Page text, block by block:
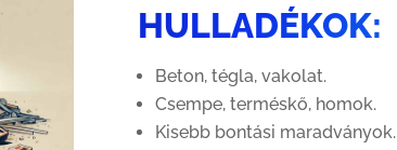
HULLADÉKOK:
Beton, tégla, vakolat.
Csempe, terméskő, homok.
Kisebb bontási maradványok.